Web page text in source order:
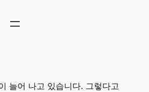
늘어 나고 있습니다. 그렇다고